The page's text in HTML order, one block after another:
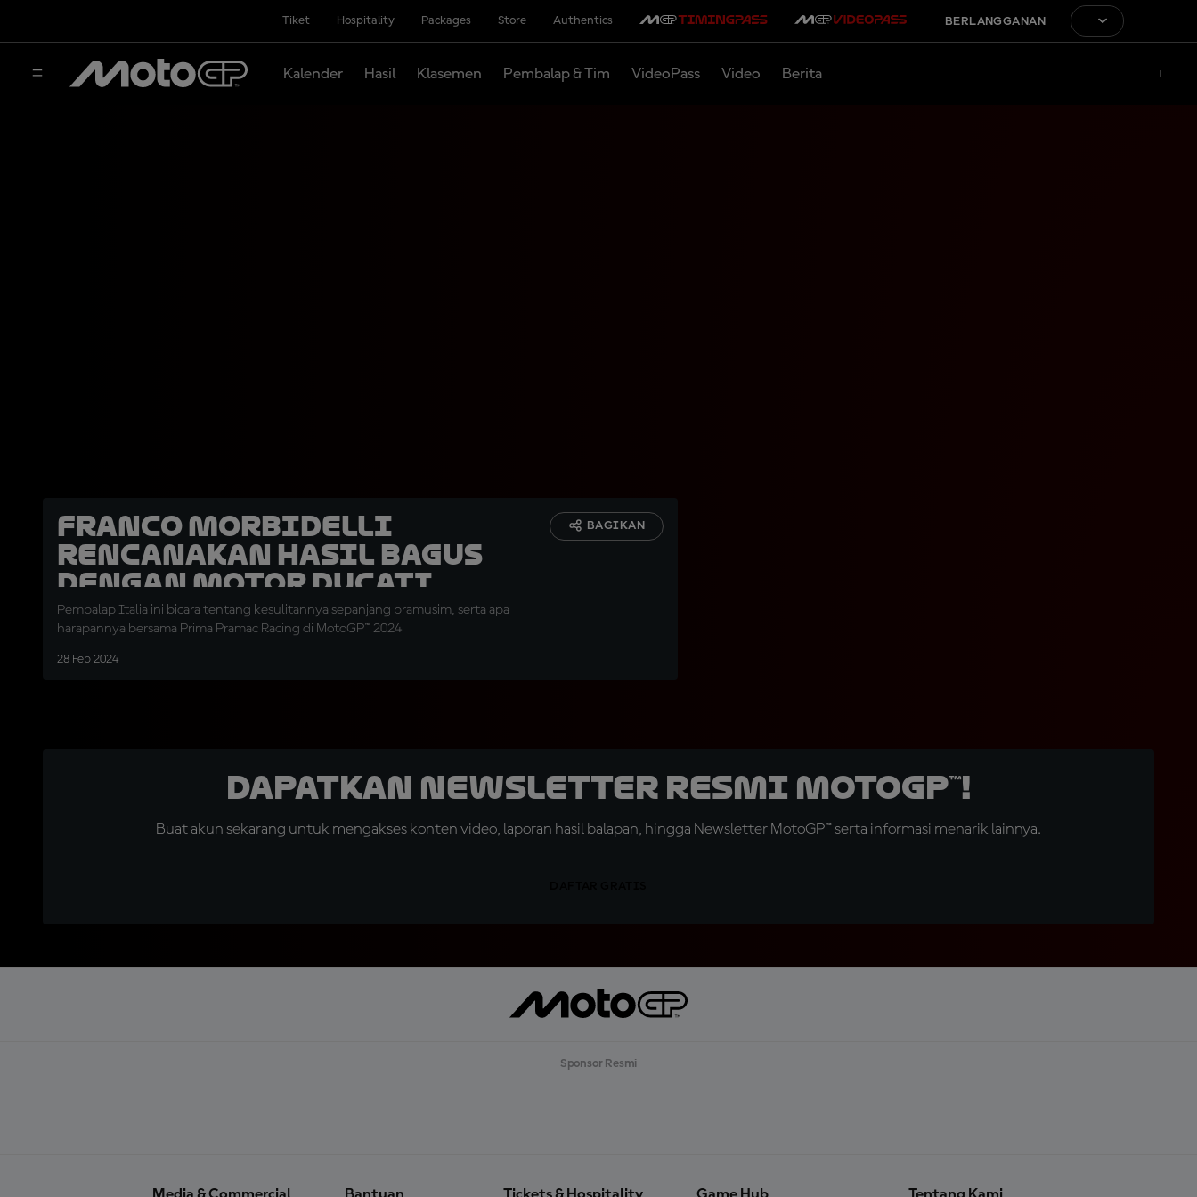
Tiket Hospitality Packages Store Authentics BERLANGGANAN
Kalender Hasil Klasemen Pembalap & Tim VideoPass Video Berita
Franco Morbidelli
Rencanakan Hasil Bagus
dengan Motor Ducati
Pembalap Italia ini bicara tentang kesulitannya sepanjang pramusim, serta apa
harapannya bersama Prima Pramac Racing di MotoGP™ 2024
28 Feb 2024
BAGIKAN
Dapatkan Newsletter Resmi MotoGP™!
Buat akun sekarang untuk mengakses konten video, laporan hasil balapan, hingga Newsletter MotoGP™ serta informasi menarik lainnya.
Sponsor Resmi